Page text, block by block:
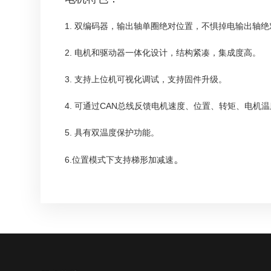
1. 双编码器，输出轴单圈绝对位置，不惧掉电输出轴绝
2. 电机和驱动器一体化设计，结构紧凑，集成度高。
3. 支持上位机可视化调试，支持固件升级。
4. 可通过CAN总线反馈电机速度、位置、转矩、电机温
5. 具有双温度保护功能。
6.位置模式下支持梯形加减速。